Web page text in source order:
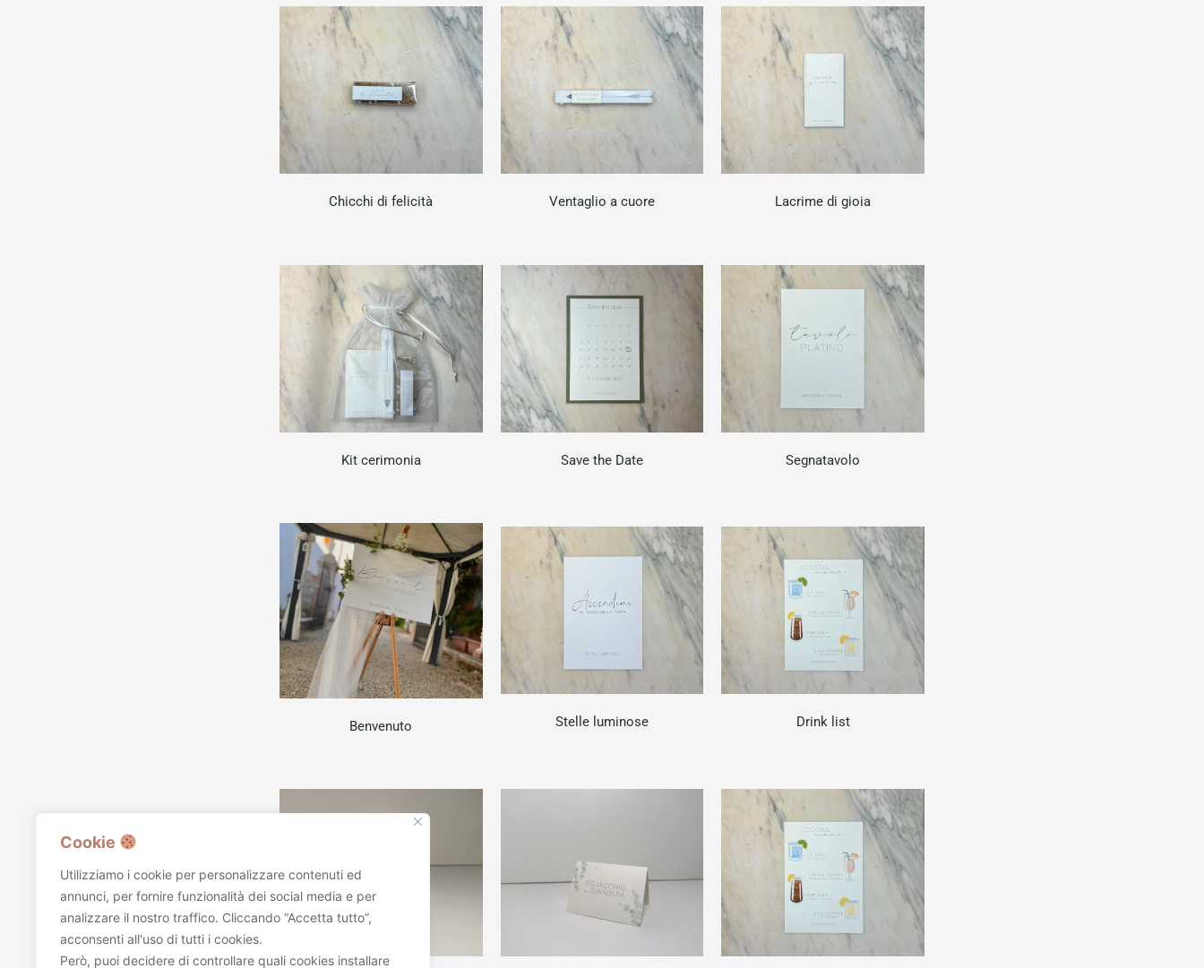
Cookie
Utilizziamo i cookie per personalizzare contenuti ed
annunci, per fornire funzionalità dei social media e per
analizzare il nostro traffico. Cliccando “Accetta tutto”,
acconsenti all'uso di tutti i cookies.
Però, puoi decidere di controllare quali cookies installare
Chicchi di felicità Ventaglio a cuore Lacrime di gioia
Kit cerimonia Save the Date Segnatavolo
Benvenuto Stelle luminose Drink list